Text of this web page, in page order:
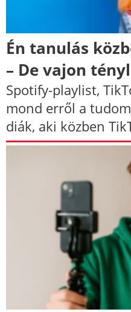
Én tanulás
– De vajon
Spotify-playlist,
mond erről a
diák, aki közben